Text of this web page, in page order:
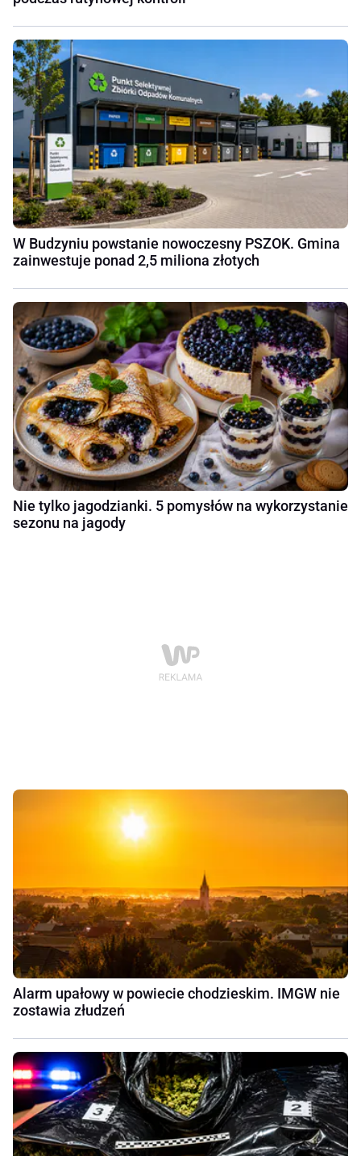
W Budzyniu powstanie nowoczesny PSZOK. Gmina
zainwestuje ponad 2,5 miliona złotych
Nie tylko jagodzianki. 5 pomysłów na wykorzystanie
sezonu na jagody
Alarm upałowy w powiecie chodzieskim. IMGW nie
zostawia złudzeń